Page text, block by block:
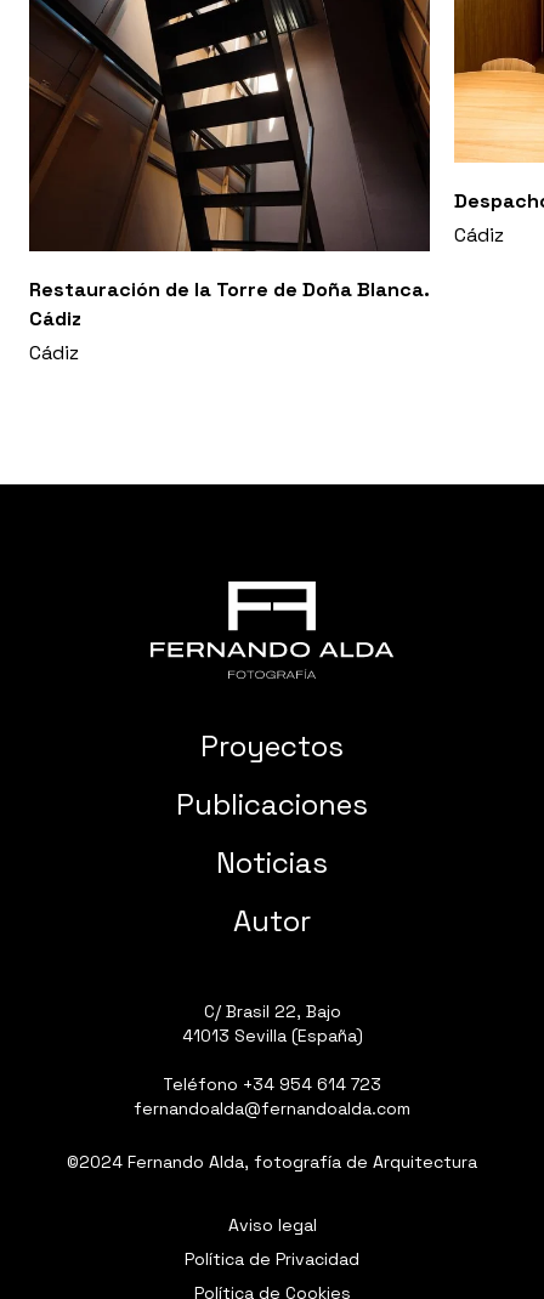
Restauración de la Torre de Doña Blanca.
Cádiz
Cádiz
Cádiz
Proyectos
Publicaciones
Noticias
Autor
C/ Brasil 22, Bajo
41013 Sevilla (España)
Teléfono +34 954 614 723
fernandoalda@fernandoalda.com
©2024 Fernando Alda, fotografía de Arquitectura
Aviso legal
Política de Privacidad
Política de Cookies